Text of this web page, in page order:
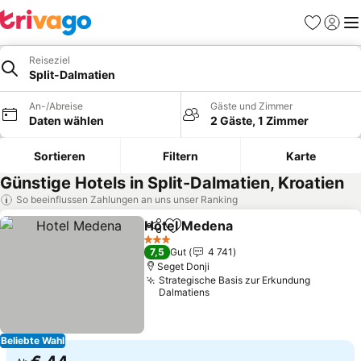
Favoriten
Reiseziel
Split-Dalmatien
An-/Abreise
Daten wählen
Gäste und Zimmer
2 Gäste, 1 Zimmer
Sortieren Filtern Karte
Günstige Hotels in Split-Dalmatien, Kroatien
So beeinflussen Zahlungen an uns unser Ranking
Beliebte Wahl
TeilenZu Favoriten hinzufügen
Hotel Medena
3 Sterne
7,5 Gut
4 741
Seget Donji
Strategische Basis zur Erkundung
Dalmatiens